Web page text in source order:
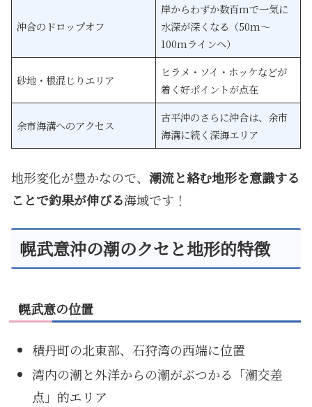
沖合のドロップオフ
岸からわずか数百mで一気に
水深が深くなる（50m〜
100mラインへ）
砂地・根混じりエリア
ヒラメ・ソイ・ホッケなどが
着く好ポイントが点在
余市海溝へのアクセス
古平沖のさらに沖合は、余市
海溝に続く深海エリア
地形変化が豊かなので、 潮流と絡む地形を意識する
ことで釣果が伸びる海域です！
幌武意沖の潮のクセと地形的特徴
幌武意の位置
積丹町の北東部、石狩湾の西端に位置
湾内の潮と外洋からの潮がぶつかる「潮交差
点」的エリア